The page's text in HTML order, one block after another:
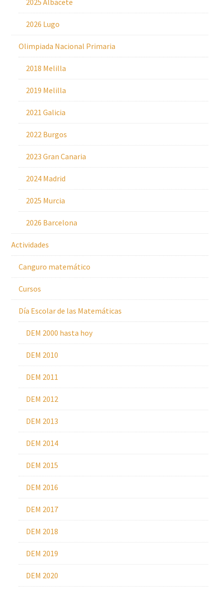
2025 Albacete
2026 Lugo
Olimpiada Nacional Primaria
2018 Melilla
2019 Melilla
2021 Galicia
2022 Burgos
2023 Gran Canaria
2024 Madrid
2025 Murcia
2026 Barcelona
Actividades
Canguro matemático
Cursos
Día Escolar de las Matemáticas
DEM 2000 hasta hoy
DEM 2010
DEM 2011
DEM 2012
DEM 2013
DEM 2014
DEM 2015
DEM 2016
DEM 2017
DEM 2018
DEM 2019
DEM 2020